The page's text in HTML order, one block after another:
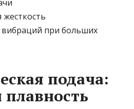
при больших
подача:
плавность